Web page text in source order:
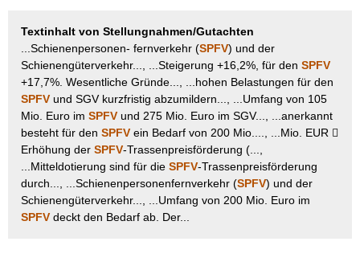
Textinhalt von Stellungnahmen/Gutachten
...Schienenpersonen- fernverkehr (SPFV) und der
Schienengüterverkehr..., ...Steigerung +16,2%, für den SPFV
+17,7%. Wesentliche Gründe..., ...hohen Belastungen für den
SPFV und SGV kurzfristig abzumildern..., ...Umfang von 105
Mio. Euro im SPFV und 275 Mio. Euro im SGV..., ...anerkannt
besteht für den SPFV ein Bedarf von 200 Mio...., ...Mio. EUR 
Erhöhung der SPFV-Trassenpreisförderung (...,
...Mitteldotierung sind für die SPFV-Trassenpreisförderung
durch..., ...Schienenpersonenfernverkehr (SPFV) und der
Schienengüterverkehr..., ...Umfang von 200 Mio. Euro im
SPFV deckt den Bedarf ab. Der...